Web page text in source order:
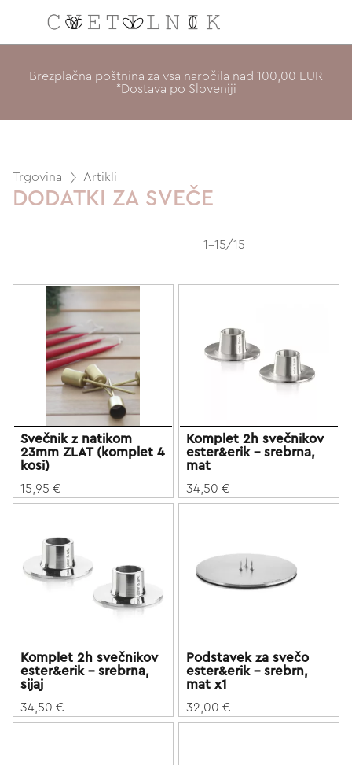
VAŠA KOŠARICA JE
Brezplačna poštnina za vsa naročila nad 100,00 EUR
*Dostava po Sloveniji
Trgovina Artikli
DODATKI ZA SVEČE
1-15/15
Svečnik z natikom
23mm ZLAT (komplet 4
kosi)
15,95 €
Komplet 2h svečnikov
ester&erik - srebrna,
mat
34,50 €
Komplet 2h svečnikov
ester&erik - srebrna,
sijaj
34,50 €
Podstavek za svečo
ester&erik - srebrn,
mat x1
32,00 €